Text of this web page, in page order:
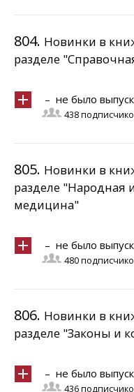
804. Новинки в
разделе
– не было
438
805. Новинки в
разделе "Народная
медицина"
– не было
480
806. Новинки в
разделе "Законы и
– не было
436